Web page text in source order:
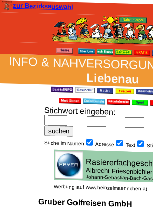
zur Bezirksauswahl
INFO &
Liebenau
Stich­wort ein­geben:
Suche im Namen Adresse Text
Werbung auf www.heinzelmaennchen.at
Gruber Golfreisen GmbH